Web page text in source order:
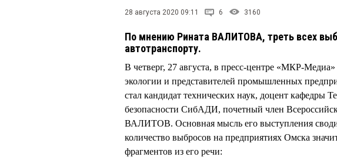
28 августа 2020 09:11 6 3160
По мнению Рината ВАЛИТОВА, треть всех
автотранспорту.
В четверг, 27 августа, в пресс-центре «МКР-Медиа»
экологии и представителей промышленных
стал кандидат технических наук, доцент кафедры
безопасности СибАДИ, почетный член
ВАЛИТОВ. Основная мысль его выступления
количество выбросов на предприятиях Омска
фрагментов из его речи: